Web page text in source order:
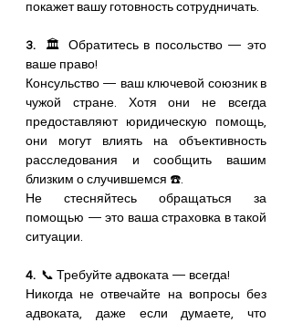
покажет вашу готовность сотрудничать.
3.
  🏛 Обратитесь в посольство — это
ваше право!
Консульство — ваш ключевой союзник в
чужой стране. Хотя они не всегда
предоставляют юридическую помощь,
они могут влиять на объективность
расследования и сообщить вашим
близким о случившемся ☎️.
Не стесняйтесь обращаться за
помощью — это ваша страховка в такой
ситуации.
4.
  📞 Требуйте адвоката — всегда!
Никогда не отвечайте на вопросы без
адвоката, даже если думаете, что